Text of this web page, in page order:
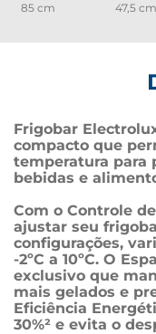
85 cm
47,5 cm
Frigobar
compacto que
temperatura para
bebidas e
Com o Controle
ajustar seu
configurações,
-2ºC a 10ºC. O
exclusivo que
mais gelados e
Eficiência
30%² e evita o